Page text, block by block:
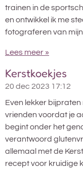
trainen in de
en ontwikkel ik me
fotograferen van
Lees meer »
Kerstkoekjes
20 dec 2023 17:12
Even lekker
vrienden voordat je
begint onder het
verantwoord
allemaal met de
recept voor kruidige